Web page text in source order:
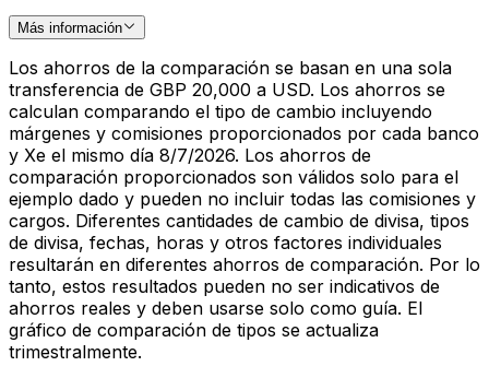
Más información
Los ahorros de la comparación se basan en una sola
transferencia de GBP 20,000 a USD. Los ahorros se
calculan comparando el tipo de cambio incluyendo
márgenes y comisiones proporcionados por cada banco
y Xe el mismo día 8/7/2026. Los ahorros de
comparación proporcionados son válidos solo para el
ejemplo dado y pueden no incluir todas las comisiones y
cargos. Diferentes cantidades de cambio de divisa, tipos
de divisa, fechas, horas y otros factores individuales
resultarán en diferentes ahorros de comparación. Por lo
tanto, estos resultados pueden no ser indicativos de
ahorros reales y deben usarse solo como guía. El
gráfico de comparación de tipos se actualiza
trimestralmente.